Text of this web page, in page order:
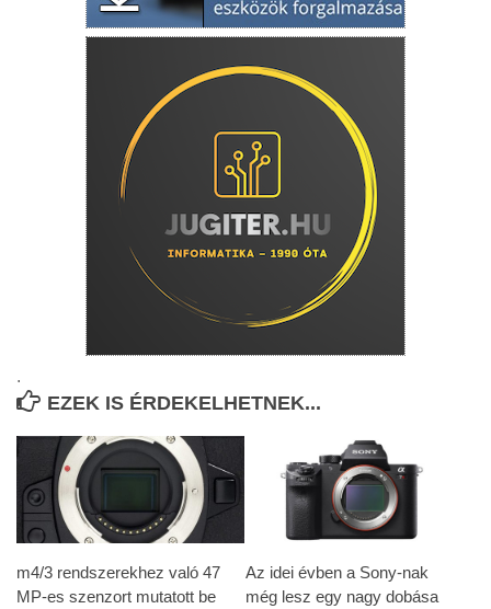
.
EZEK IS ÉRDEKELHETNEK...
m4/3 rendszerekhez való 47
MP-es szenzort mutatott be
Az idei évben a Sony-nak
még lesz egy nagy dobása